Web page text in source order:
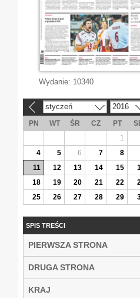
Wydanie: 10340
styczeń 2016
PN WT ŚR CZ PT
1
4
5 6 7 8
11
12 13 14 15
18
19 20 21 22
25
26 27 28 29
SPIS TREŚCI
PIERWSZA STRONA
DRUGA STRONA
KRAJ